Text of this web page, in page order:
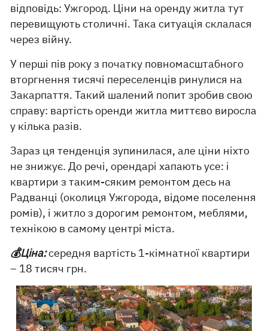
відповідь: Ужгород. Ціни на оренду житла тут
перевищують столичні. Така ситуація склалася
через війну.
У перші пів року з початку повномасштабного
вторгнення тисячі переселенців ринулися на
Закарпаття. Такий шалений попит зробив свою
справу: вартість оренди житла миттєво виросла
у кілька разів.
Зараз ця тенденція зупинилася, але ціни ніхто
не знижує. До речі, орендарі хапають усе: і
квартири з таким-сяким ремонтом десь на
Радванці (околиця Ужгорода, відоме поселення
ромів), і житло з дорогим ремонтом, меблями,
технікою в самому центрі міста.
💰Ціна:середня вартість 1-кімнатної квартири
– 18 тисяч грн.